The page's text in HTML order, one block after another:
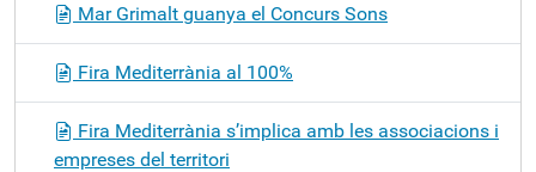
Mar Grimalt guanya el Concurs Sons
Fira Mediterrània al 100%
Fira Mediterrània s’implica amb les associacions i
empreses del territori